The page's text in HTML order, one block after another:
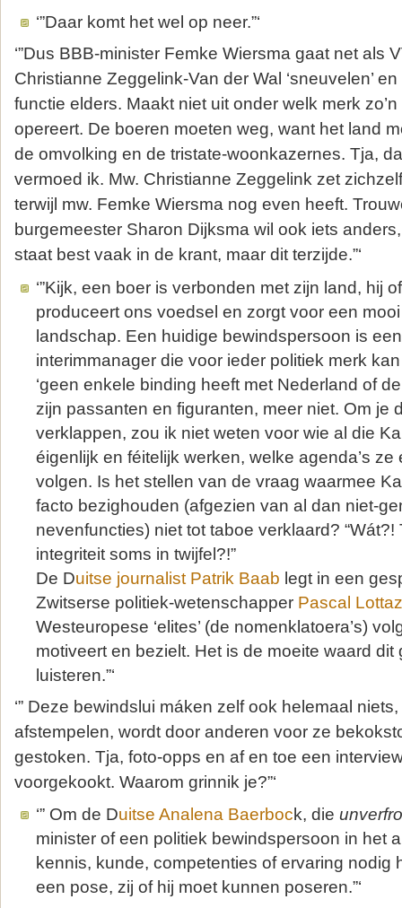
‘”Daar komt het wel op neer.”‘
‘”Dus BBB-minister Femke Wiersma gaat net als
Christianne Zeggelink-Van der Wal ‘sneuvelen’
functie elders. Maakt niet uit onder welk merk
opereert. De boeren moeten weg, want het land
de omvolking en de tristate-woonkazernes. Tja,
vermoed ik. Mw. Christianne Zeggelink zet
terwijl mw. Femke Wiersma nog even heeft.
burgemeester Sharon Dijksma wil ook iets
staat best vaak in de krant, maar dit terzijde.”‘
‘”Kijk, een boer is verbonden met zijn land, hij
produceert ons voedsel en zorgt voor een
landschap. Een huidige bewindspersoon is
interimmanager die voor ieder politiek merk
‘geen enkele binding heeft met Nederland of
zijn passanten en figuranten, meer niet. Om je
verklappen, zou ik niet weten voor wie al die
éigenlijk en féitelijk werken, welke agenda’s
volgen. Is het stellen van de vraag waarmee
facto bezighouden (afgezien van al dan niet-
nevenfuncties) niet tot taboe verklaard? “Wát?!
integriteit soms in twijfel?!”
De Duitse journalist Patrik Baab legt in een
Zwitserse politiek-wetenschapper Pascal Lottaz
Westeuropese ‘elites’ (de nomenklatoera’s)
motiveert en bezielt. Het is de moeite waard dit
luisteren.”‘
‘” Deze bewindslui máken zelf ook helemaal
afstempelen, wordt door anderen voor ze
gestoken. Tja, foto-opps en af en toe een
voorgekookt. Waarom grinnik je?”‘
‘” Om de Duitse Analena Baerbock, die
minister of een politiek bewindspersoon in het
kennis, kunde, competenties of ervaring nodig
een pose, zij of hij moet kunnen poseren.”‘